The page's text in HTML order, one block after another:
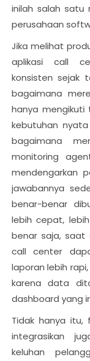
inilah salah satu
perusahaan
Jika melihat
aplikasi call
konsisten sejak
bagaimana
hanya
kebutuhan
bagaimana
monitoring
mendengarkan
jawabannya
benar-benar
lebih cepat,
benar saja, saat
call center
laporan lebih
karena data
dashboard yang
Tidak hanya
integrasikan
keluhan